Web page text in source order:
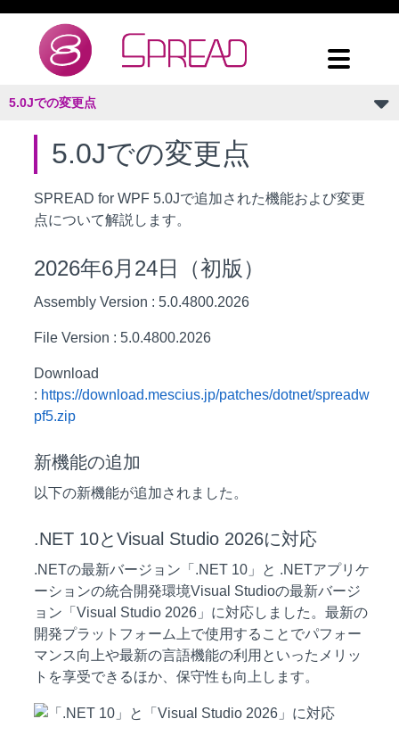
5.0Jでの変更点
5.0Jでの変更点
SPREAD for WPF 5.0Jで追加された機能および変更
点について解説します。
2026年6月24日（初版）
Assembly Version : 5.0.4800.2026
File Version : 5.0.4800.2026
Download
: https://download.mescius.jp/patches/dotnet/spreadw
pf5.zip
新機能の追加
以下の新機能が追加されました。
.NET 10とVisual Studio 2026に対応
.NETの最新バージョン「.NET 10」と .NETアプリケ
ーションの統合開発環境Visual Studioの最新バージ
ョン「Visual Studio 2026」に対応しました。最新の
開発プラットフォーム上で使用することでパフォー
マンス向上や最新の言語機能の利用といったメリッ
トを享受できるほか、保守性も向上します。